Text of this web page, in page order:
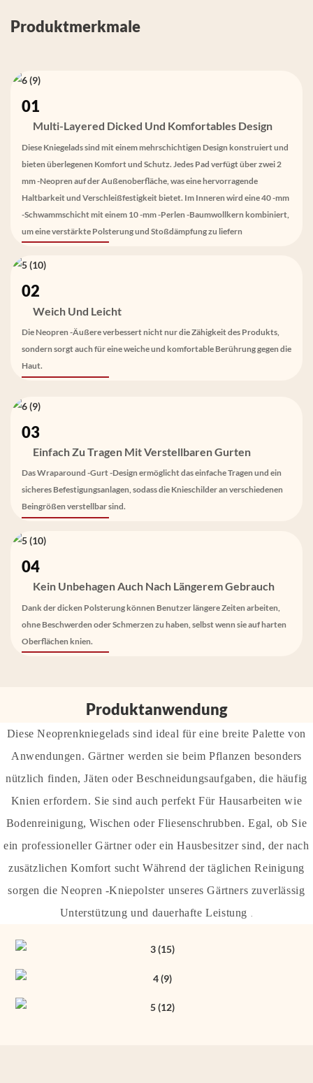
Produktmerkmale
01
Multi-Layered Dicked Und Komfortables Design
Diese Kniegelads sind mit einem mehrschichtigen Design konstruiert und
bieten überlegenen Komfort und Schutz. Jedes Pad verfügt über zwei 2
mm -Neopren auf der Außenoberfläche, was eine hervorragende
Haltbarkeit und Verschleißfestigkeit bietet. Im Inneren wird eine 40 -mm
-Schwammschicht mit einem 10 -mm -Perlen -Baumwollkern kombiniert,
um eine verstärkte Polsterung und Stoßdämpfung zu liefern
02
Weich Und Leicht
Die Neopren -Äußere verbessert nicht nur die Zähigkeit des Produkts,
sondern sorgt auch für eine weiche und komfortable Berührung gegen die
Haut.
03
Einfach Zu Tragen Mit Verstellbaren Gurten
Das Wraparound -Gurt -Design ermöglicht das einfache Tragen und ein
sicheres Befestigungsanlagen, sodass die Knieschilder an verschiedenen
Beingrößen verstellbar sind.
04
Kein Unbehagen Auch Nach Längerem Gebrauch
Dank der dicken Polsterung können Benutzer längere Zeiten arbeiten,
ohne Beschwerden oder Schmerzen zu haben, selbst wenn sie auf harten
Oberflächen knien.
Produktanwendung
Diese Neoprenkniegelads sind ideal für eine breite Palette von
Anwendungen. Gärtner werden sie beim Pflanzen besonders
nützlich finden, Jäten oder Beschneidungsaufgaben, die häufig
Knien erfordern. Sie sind auch perfekt Für Hausarbeiten wie
Bodenreinigung, Wischen oder Fliesenschrubben. Egal, ob Sie
ein professioneller Gärtner oder ein Hausbesitzer sind, der nach
zusätzlichen Komfort sucht Während der täglichen Reinigung
sorgen die Neopren -Kniepolster unseres Gärtners zuverlässig
Unterstützung und dauerhafte Leistung